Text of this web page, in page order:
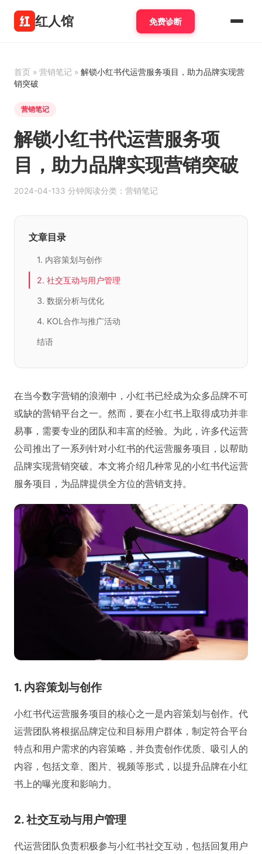
红人馆 免费诊断
首页 » 营销笔记 » 解锁小红书代运营服务项目，助力品牌实现营
销突破
营销笔记
解锁小红书代运营服务项
目，助力品牌实现营销突破
2024-04-133 分钟阅读分类：营销笔记
文章目录
1. 内容策划与创作
2. 社交互动与用户管理
3. 数据分析与优化
4. KOL合作与推广活动
结语
在当今数字营销的浪潮中，小红书已经成为众多品牌不可
或缺的营销平台之一。然而，要在小红书上取得成功并非
易事，需要专业的团队和丰富的经验。为此，许多代运营
公司推出了一系列针对小红书的代运营服务项目，以帮助
品牌实现营销突破。本文将介绍几种常见的小红书代运营
服务项目，为品牌提供全方位的营销支持。
1. 内容策划与创作
小红书代运营服务项目的核心之一是内容策划与创作。代
运营团队将根据品牌定位和目标用户群体，制定符合平台
特点和用户需求的内容策略，并负责创作优质、吸引人的
内容，包括文章、图片、视频等形式，以提升品牌在小红
书上的曝光度和影响力。
2. 社交互动与用户管理
代运营团队负责积极参与小红书社交互动，包括回复用户